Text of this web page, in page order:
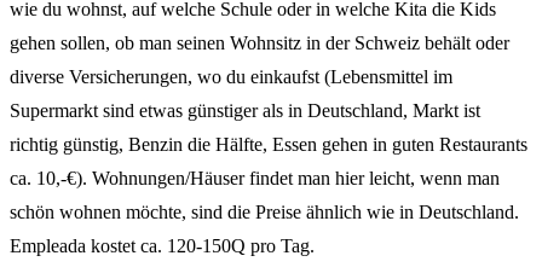
wie du wohnst, auf welche Schule oder in welche Kita die Kids
gehen sollen, ob man seinen Wohnsitz in der Schweiz behält oder
diverse Versicherungen, wo du einkaufst (Lebensmittel im
Supermarkt sind etwas günstiger als in Deutschland, Markt ist
richtig günstig, Benzin die Hälfte, Essen gehen in guten Restaurants
ca. 10,-€). Wohnungen/Häuser findet man hier leicht, wenn man
schön wohnen möchte, sind die Preise ähnlich wie in Deutschland.
Empleada kostet ca. 120-150Q pro Tag.